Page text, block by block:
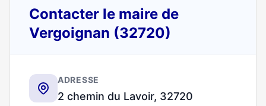
Contacter le maire de
Vergoignan (32720)
ADRESSE
2 chemin du Lavoir, 32720